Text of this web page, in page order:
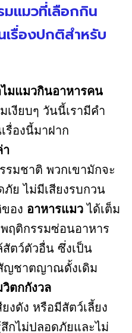
แมวที่เลือกกิน
เรื่องปกติสำหรับ
มแมวกินอาหารคน
งียบๆ วันนี้เรามีคำ
รื่องนี้มาฝาก
รมชาติ พวกเขามักจะ
ย ไม่มีเสียงรบกวน
อง อาหารแมว ได้เต็ม
ฤติกรรมซ่อนอาหาร
สัตว์ตัวอื่น ซึ่งเป็น
ญชาตญาณดั้งเดิม
ตกกังวล
งดัง หรือมีสัตว์เลี้ยง
กไม่ปลอดภัยและไม่